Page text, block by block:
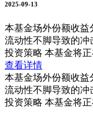
2025-09-13
本基金场外份额收益
流动性不脚导致的冲
投资策略 本基金将
查看详情
本基金场外份额收益
流动性不脚导致的冲
投资策略 本基金将